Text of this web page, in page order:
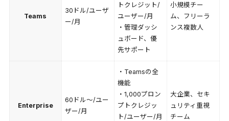
Teams
30ドル/ユーザ
ー/月
トクレジット/
ユーザー/月
・管理ダッシ
ュボード、優
先サポート
小規模チー
ム、フリーラ
ンス複数人
Enterprise
60ドル～/ユー
ザー/月
・Teamsの全
機能
・1,000プロン
プトクレジッ
ト/ユーザー/月
大企業、セキ
ュリティ重視
チーム